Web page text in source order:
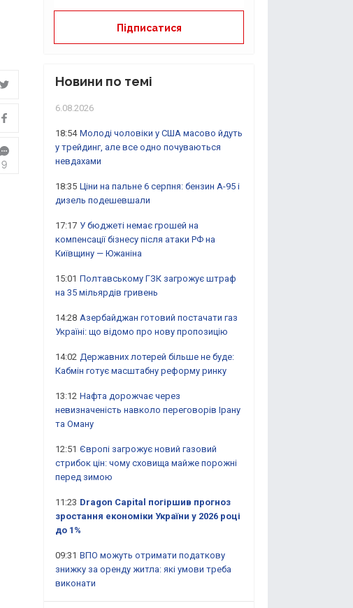
9
Новини по темі
6.08.2026
18:54 Молоді чоловіки у США масово йдуть
у трейдинг, але все одно почуваються
невдахами
18:35 Ціни на пальне 6 серпня: бензин А-95 і
дизель подешевшали
17:17 У бюджеті немає грошей на
компенсації бізнесу після атаки РФ на
Київщину — Южаніна
15:01 Полтавському ГЗК загрожує штраф
на 35 мільярдів гривень
14:28 Азербайджан готовий постачати газ
Україні: що відомо про нову пропозицію
14:02 Державних лотерей більше не буде:
Кабмін готує масштабну реформу ринку
13:12 Нафта дорожчає через
невизначеність навколо переговорів Ірану
та Оману
12:51 Європі загрожує новий газовий
стрибок цін: чому сховища майже порожні
перед зимою
11:23 Dragon Capital погіршив прогноз
зростання економіки України у 2026 році
до 1%
09:31 ВПО можуть отримати податкову
знижку за оренду житла: які умови треба
виконати